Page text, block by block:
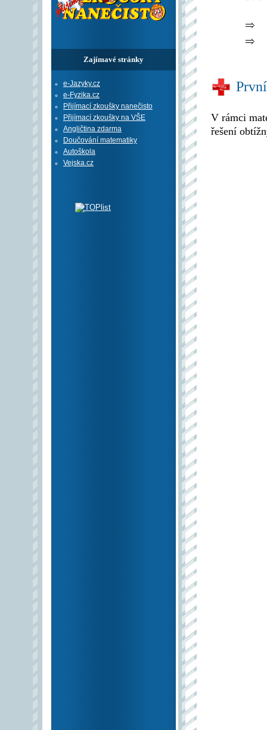
Zajímavé stránky
e-Jazyky.cz
e-Fyzika.cz
Přijímací zkoušky nanečisto
Přijímací zkoušky na VŠE
Angličtina zdarma
Doučování matematiky
Autoškola
Vejska.cz
V rámci
řešení